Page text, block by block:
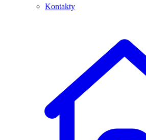
Kontakty